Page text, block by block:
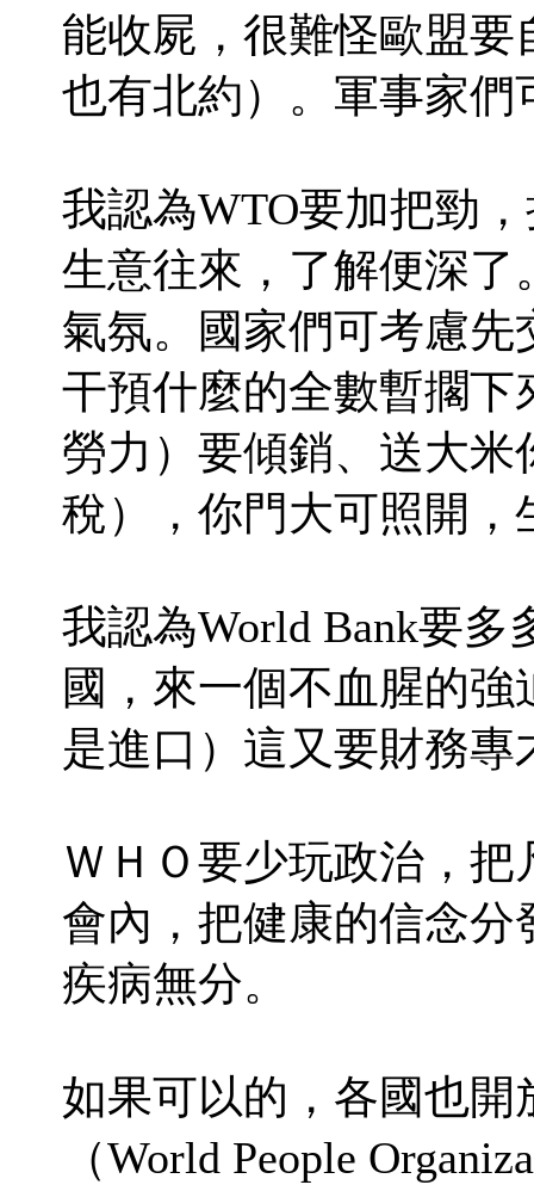
能收屍，很難怪歐盟
也有北約）。軍事家們
我認為WTO要加把勁
生意往來，了解便深
氣氛。國家們可考慮
干預什麼的全數暫擱
勞力）要傾銷、送大
稅），你門大可照開
我認為World Bank要
國，來一個不血腥的
是進口）這又要財務專
ＷＨＯ要少玩政治，
會內，把健康的信念
疾病無分。
如果可以的，各國也
（World People